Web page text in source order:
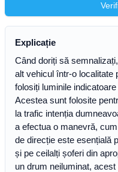
Explicație
Când doriți să
alt vehicul într-o localitate
folosiți luminile
Acestea sunt folosite
la trafic intenția
a efectua o manevră,
de direcție este esențială
și pe ceilalți șoferi din
un drum neiluminat,